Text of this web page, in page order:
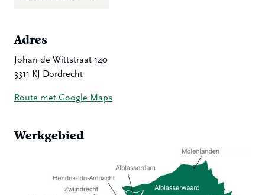
Adres
Johan de Wittstraat 140
3311 KJ Dordrecht
Route met Google Maps
Werkgebied